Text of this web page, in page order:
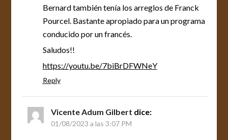
Bernard también tenía los arreglos de Franck
Pourcel. Bastante apropiado para un programa
conducido por un francés.
Saludos!!
https://youtu.be/7biBrDFWNeY
Reply
Vicente Adum Gilbert dice:
01/08/2023 a las 3:07 PM